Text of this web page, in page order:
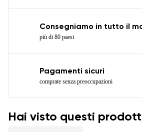
Consegniamo in tutto il
più di 80 paesi
Pagamenti sicuri
comprate senza preoccupazioni
Hai visto questi